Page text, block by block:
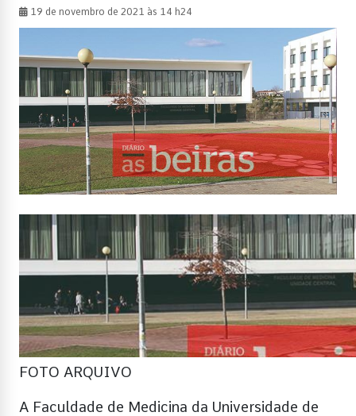
19 de novembro de 2021 às 14 h24
FOTO ARQUIVO
A Faculdade de Medicina da Universidade de